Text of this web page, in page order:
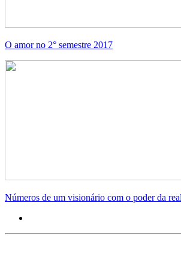
O amor no 2° semestre 2017
Números de um visionário com o poder da